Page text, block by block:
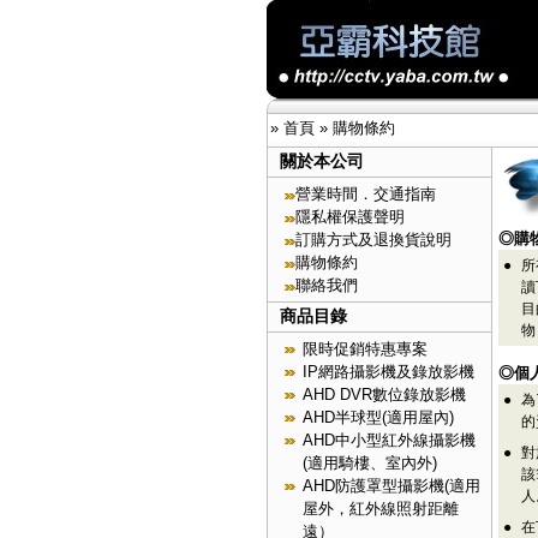
» 首頁 » 購物條約
關於本公司
營業時間．交通指南
隱私權保護聲明
訂購方式及退換貨說明
購物條約
聯絡我們
商品目錄
限時促銷特惠專案
IP網路攝影機及錄放影機
AHD DVR數位錄放影機
AHD半球型(適用屋內)
AHD中小型紅外線攝影機
(適用騎樓、室內外)
AHD防護罩型攝影機(適用
屋外，紅外線照射距離
遠）
◎購
●
◎個
●
●
●